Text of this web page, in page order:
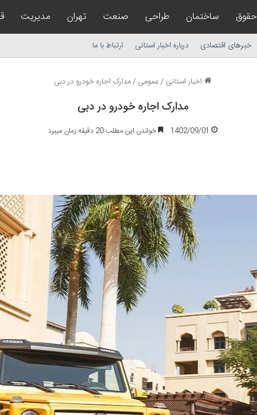
حقوق ساختمان طراحی صنعت تهران مدیریت
خبرهای اقتصادی درباره اخبار استانی ارتباط با ما
اخبار استانی /عمومی /مدارک اجاره خودرو در دبی
مدارک اجاره خودرو در دبی
1402/09/01 خواندن این مطلب 20 دقیقه زمان میبرد